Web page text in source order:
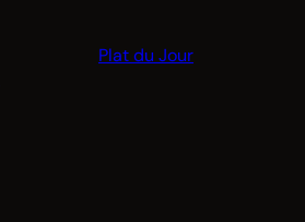
Plat du Jour